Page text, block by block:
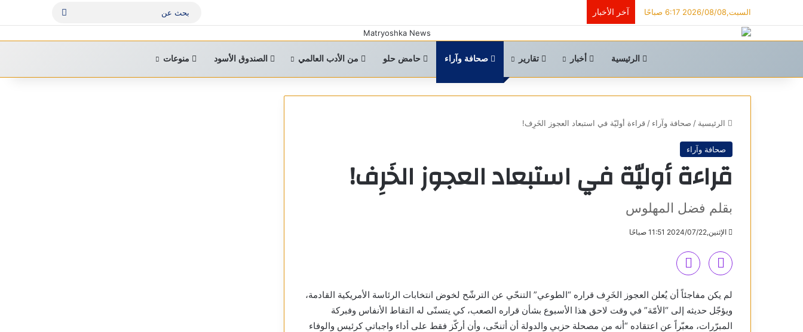
السبت,2026/08/08 6:17 صباحًا آخر الأخبار
الرئيسية أخبار تقارير صحافة وآراء حامض حلو من الأدب العالمي الصندوق الأسود منوعات
الرئيسية / صحافة وآراء / قراءة أوليّة في استبعاد العجوز الخَرِف!
صحافة وآراء
قراءة أوليّة في استبعاد العجوز الخَرِف!
بقلم فضل المهلوس
الإثنين,2024/07/22 11:51 صباحًا
لم يكن مفاجئاً أن يُعلن العجوز الخَرِف قراره “الطوعي” التنحّي عن الترشّح لخوض انتخابات الرئاسة الأمريكية القادمة،
ويؤجّل حديثه إلى “الأمّة” في وقت لاحق هذا الأسبوع بشأن قراره الصعب، كي يتسنّى له التقاط الأنفاس وفبركة
المبرّرات، معبّراً عن اعتقاده “أنه من مصحلة حزبي والدولة أن أتنحّى، وأن أركّز فقط على أداء واجباتي كرئيس والوفاء